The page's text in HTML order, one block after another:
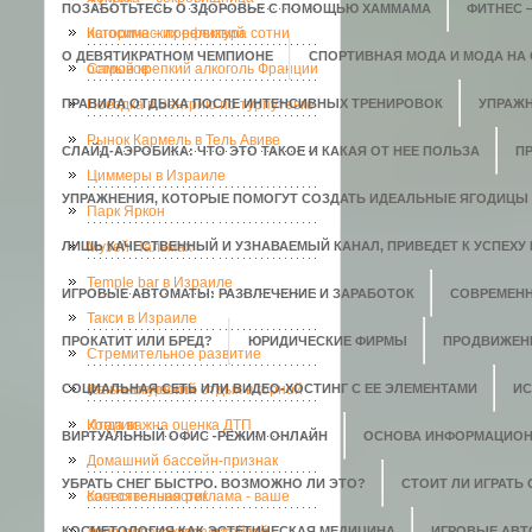
ПОЗАБОТЬТЕСЬ О ЗДОРОВЬЕ С ПОМОЩЬЮ ХАММАМА ФИТНЕС
О ДЕВЯТИКРАТНОМ ЧЕМПИОНЕ СПОРТИВНАЯ МОДА И МОДА НА
ПРАВИЛА ОТДЫХА ПОСЛЕ ИНТЕНСИВНЫХ ТРЕНИРОВОК
СЛАЙД-АЭРОБИКА: ЧТО ЭТО ТАКОЕ И КАКАЯ ОТ НЕЕ ПОЛЬЗА
УПРАЖНЕНИЯ, КОТОРЫЕ ПОМОГУТ СОЗДАТЬ ИДЕАЛЬНЫЕ ЯГОДИЦЫ
ЛИШЬ КАЧЕСТВЕННЫЙ И УЗНАВАЕМЫЙ КАНАЛ, ПРИВЕДЕТ К УСПЕХУ
ИГРОВЫЕ АВТОМАТЫ: РАЗВЛЕЧЕНИЕ И ЗАРАБОТОК
ПРОКАТИТ ИЛИ БРЕД? ЮРИДИЧЕСКИЕ ФИРМЫ
СОЦИАЛЬНАЯ СЕТЬ ИЛИ ВИДЕО-ХОСТИНГ С ЕЕ ЭЛЕМЕНТАМИ
ВИРТУАЛЬНЫЙ ОФИС -РЕЖИМ ОНЛАЙН ОСНОВА
УБРАТЬ СНЕГ БЫСТРО. ВОЗМОЖНО ЛИ ЭТО? СТОИТ ЛИ ИГРАТЬ
исторических реликвий
Кагосима – префектура сотни
островов
Самый крепкий алкоголь Франции
Поездка в Венгрию по турпутевке
Рынок Кармель в Тель Авиве
Циммеры в Израиле
Парк Яркон
Музей Пальмах
Temple bar в Израиле
Такси в Израиле
Стремительное развитие
кальянокурения
Фантастический отдых в горной
Италии
Когда важна оценка ДТП
Домашний бассейн-признак
состоятельности!
Качественная реклама - ваше